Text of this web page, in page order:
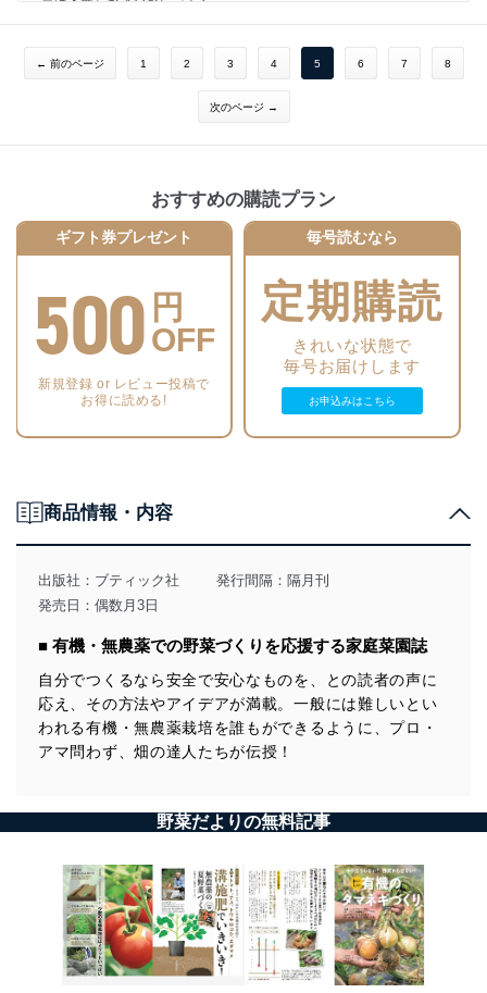
無農薬！これでうまくいく福田流6つのワザ
タネから育てる“森のイチゴ”づくり
イチゴを手軽にコンテナ栽培
【連載】西村和雄さんの畑の食いしん坊教室
【連載】福田 俊さんに聞いてみた！
【連載】木嶋先生の比べてわかる野菜の“性格”
【連載】工藤夕貴さんのオーガニックライフ
【連載】1平方メートルからはじめる「自然菜園」
わたしの“農LIFE”
行列のできる 野菜だより相談所
農を「知る」「楽しむ」 イベントレポート
新刊情報
次号予告／編集後記
野菜よろず瓦版
試してよかった！ 気になるグッズ
【連載】ドゥーパ！ 出張連載 菜園ワクワクDIY
← 前のページ 1 2 3 4 5 6 7 8
次のページ →
おすすめの購読プラン
ギフト券プレゼント
500 円
OFF
新規登録 or レビュー投稿で
お得に読める!
毎号読むなら
定期購読
きれいな状態で
毎号お届けします
お申込みはこちら
商品情報・内容
出版社： ブティック社
発行間隔：隔月刊
発売日：偶数月3日
■ 有機・無農薬での野菜づくりを応援する家庭菜園誌
自分でつくるなら安全で安心なものを、との読者の声に
応え、その方法やアイデアが満載。一般には難しいとい
われる有機・無農薬栽培を誰もができるように、プロ・
アマ問わず、畑の達人たちが伝授！
野菜だよりの無料記事